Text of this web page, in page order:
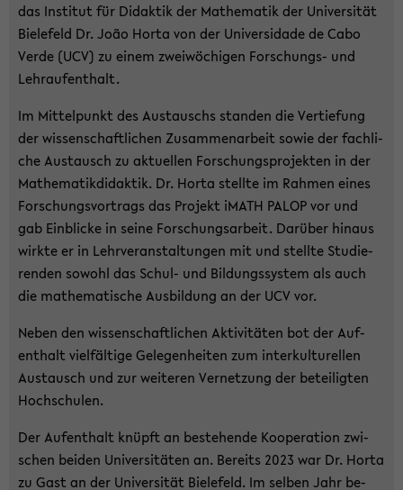
das In­sti­tut für Di­dak­tik der Ma­the­ma­tik der Uni­ver­si­tät
Bie­le­feld Dr. João Horta von der Uni­ver­sida­de de Cabo
Verde (UCV) zu einem zwei­wö­chi­gen Forschungs-​ und
Lehr­auf­ent­halt.
Im Mit­tel­punkt des Aus­tauschs stan­den die Ver­tie­fung
der wis­sen­schaft­li­chen Zu­sam­men­ar­beit sowie der fach­li­
che Aus­tausch zu ak­tu­el­len For­schungs­pro­jek­ten in der
Ma­the­ma­tik­di­dak­tik. Dr. Horta stell­te im Rah­men eines
For­schungs­vor­trags das Pro­jekt iMATH PALOP vor und
gab Ein­bli­cke in seine For­schungs­ar­beit. Dar­über hin­aus
wirk­te er in Lehr­ver­an­stal­tun­gen mit und stell­te Stu­die­
ren­den so­wohl das Schul-​ und Bil­dungs­sys­tem als auch
die ma­the­ma­ti­sche Aus­bil­dung an der UCV vor.
Neben den wis­sen­schaft­li­chen Ak­ti­vi­tä­ten bot der Auf­
ent­halt viel­fäl­ti­ge Ge­le­gen­hei­ten zum in­ter­kul­tu­rel­len
Aus­tausch und zur wei­te­ren Ver­net­zung der be­tei­lig­ten
Hoch­schu­len.
Der Auf­ent­halt knüpft an be­stehen­de Ko­ope­ra­ti­on zwi­
schen bei­den Uni­ver­si­tä­ten an. Be­reits 2023 war Dr. Horta
zu Gast an der Uni­ver­si­tät Bie­le­feld. Im sel­ben Jahr be­